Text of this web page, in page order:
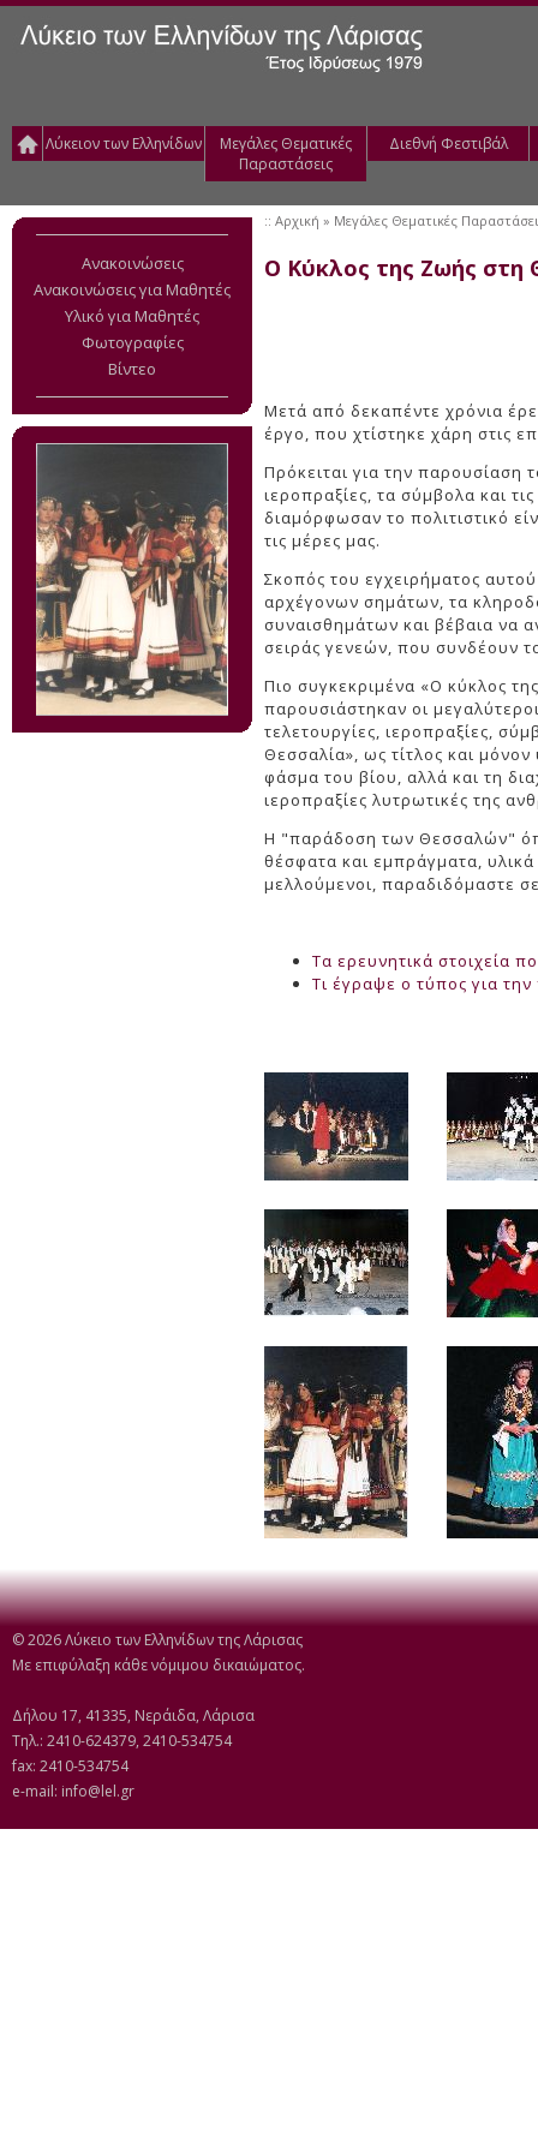
Λύκειον των Ελληνίδων
Μεγάλες Θεματικές
Παραστάσεις
Διεθνή Φεστιβάλ
Ανακοινώσεις
Ανακοινώσεις για Μαθητές
Υλικό για Μαθητές
Φωτογραφίες
Βίντεο
:: Αρχική » Μεγάλες Θεματικές
Ο Κύκλος της Ζωής στη
Μετά από δεκαπέντε χρόνια
έργο, που χτίστηκε χάρη στις
Πρόκειται για την παρουσίαση
ιεροπραξίες, τα σύμβολα και
διαμόρφωσαν το πολιτιστικό
τις μέρες μας.
Σκοπός του εγχειρήματος
αρχέγονων σημάτων, τα
συναισθημάτων και βέβαια να
σειράς γενεών, που συνδέουν
Πιο συγκεκριμένα «Ο κύκλος
παρουσιάστηκαν οι
τελετουργίες, ιεροπραξίες,
Θεσσαλία», ως τίτλος και
φάσμα του βίου, αλλά και τη
ιεροπραξίες λυτρωτικές της
Η "παράδοση των Θεσσαλών"
θέσφατα και εμπράγματα, υλικά
μελλούμενοι, παραδιδόμαστε
Τα ερευνητικά στοιχεία
Τι έγραψε ο τύπος για
© 2026 Λύκειο των Ελληνίδων της Λάρισας
Με επιφύλαξη κάθε νόμιμου δικαιώματος.
Δήλου 17, 41335, Νεράιδα, Λάρισα
Τηλ.: 2410-624379, 2410-534754
fax: 2410-534754
e-mail: info@lel.gr